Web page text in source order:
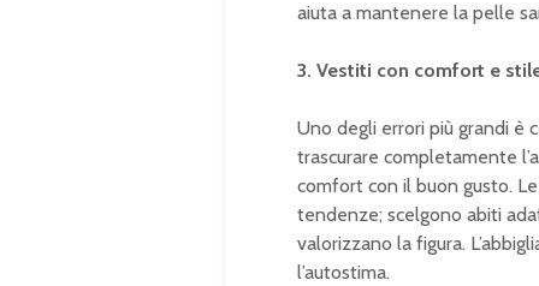
aiuta a mantenere la pelle
3. Vestiti con comfort e
Uno degli errori più grandi è
trascurare completamente
comfort con il buon gusto.
tendenze; scelgono abiti
valorizzano la figura.
l’autostima.